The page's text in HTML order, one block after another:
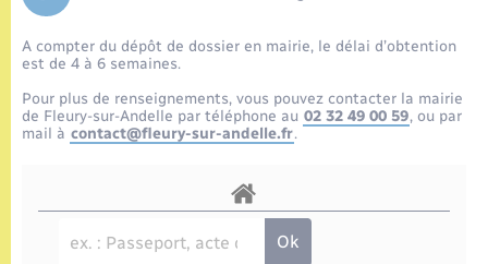
Etat-civil - Papiers - Citoyenneté
Etat civil
Mariage – PACS
Logement - Urbanisme
Nouvel habitant
Transports scolaires
Travaux - Autorisation d’occupation de l’espace
public
Compétences
Plan interactif
A compter du dépôt de dossier en mairie, le délai d’obtention
est de 4 à 6 semaines.
Pour plus de renseignements, vous pouvez contacter la mairie
de Fleury-sur-Andelle par téléphone au 02 32 49 00 59, ou par
mail à contact@fleury-sur-andelle.fr.